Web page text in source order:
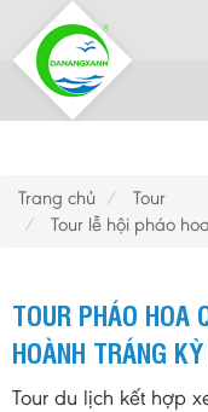
Trang chủ
Tour
Tour lễ hội pháo
TOUR PHÁO HOA
HOÀNH TRÁNG
Tour du lịch kết hợp